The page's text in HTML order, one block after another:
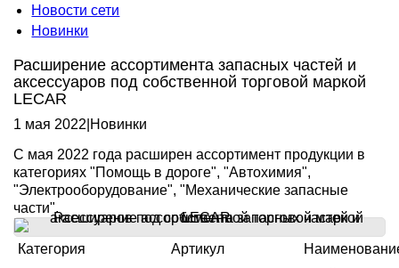
Новости сети
Новинки
Расширение ассортимента запасных частей и
аксессуаров под собственной торговой маркой
LECAR
1 мая 2022 Новинки
С мая 2022 года расширен ассортимент продукции в
категориях "Помощь в дороге", "Автохимия",
"Электрооборудование", "Механические запасные
части".
Категория Артикул